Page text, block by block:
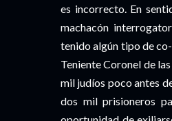
es incorrecto. En
machacón
tenido algún tipo de
Teniente Coronel de
mil judíos poco antes
dos mil prisioneros